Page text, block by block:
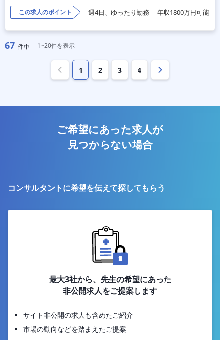
この求人のポイント 週4日、ゆったり勤務 年収1800万円可能
67 件中 1~20件を表示
1 2 3 4
ご希望にあった求人が
見つからない場合
コンサルタントに希望を伝えて探してもらう
最大3社から、先生の希望にあった
非公開求人をご提案します
サイト非公開の求人も含めたご紹介
市場の動向などを踏まえたご提案